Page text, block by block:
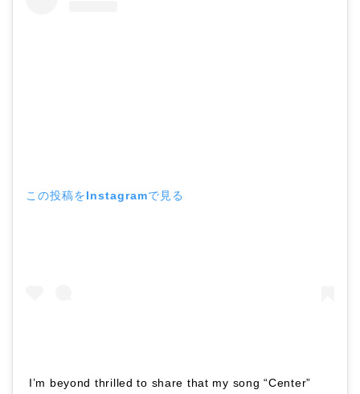
この投稿をInstagramで見る
I’m beyond thrilled to share that my song “Center”